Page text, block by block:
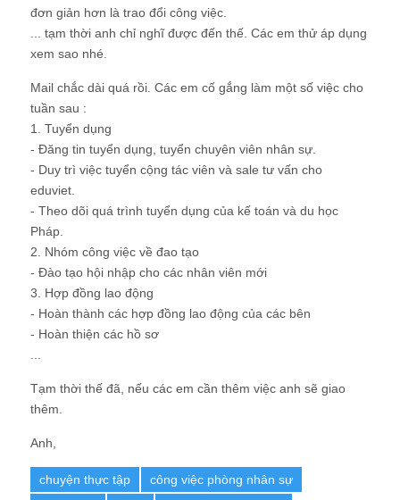
đơn giản hơn là trao đổi công việc.
... tạm thời anh chỉ nghĩ được đến thế. Các em thử áp dụng
xem sao nhé.
Mail chắc dài quá rồi. Các em cố gắng làm một số việc cho
tuần sau :
1. Tuyển dụng
- Đăng tin tuyển dụng, tuyển chuyên viên nhân sự.
- Duy trì việc tuyển cộng tác viên và sale tư vấn cho
eduviet.
- Theo dõi quá trình tuyển dụng của kế toán và du học
Pháp.
2. Nhóm công việc về đao tạo
- Đào tạo hội nhập cho các nhân viên mới
3. Hợp đồng lao động
- Hoàn thành các hợp đồng lao động của các bên
- Hoàn thiện các hồ sơ
Tạm thời thế đã, nếu các em cần thêm việc anh sẽ giao
thêm.
Anh,
chuyện thực tập
công việc phòng nhân sự